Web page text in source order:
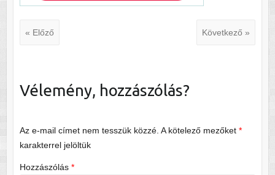
« Előző Következő »
Vélemény, hozzászólás?
Az e-mail címet nem tesszük közzé. A kötelező mezőket *
karakterrel jelöltük
Hozzászólás *